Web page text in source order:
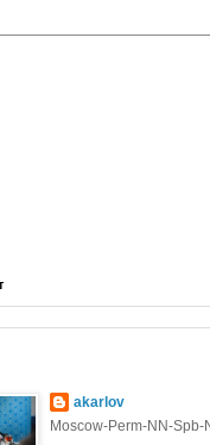
akarlov
Moscow-Perm-NN-Spb-